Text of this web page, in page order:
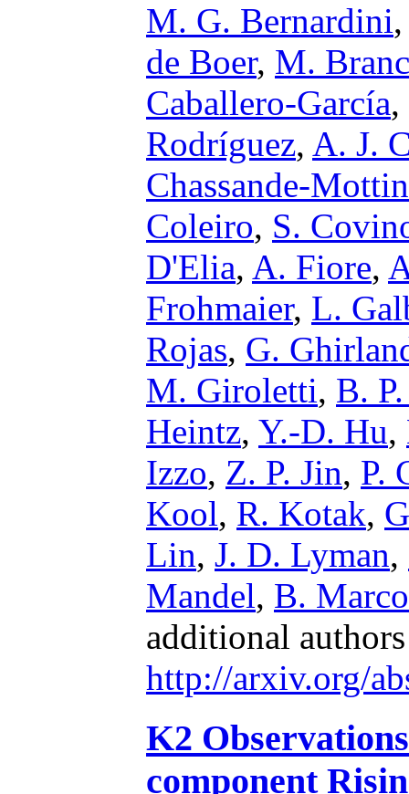
M. G. Bernardini
de Boer, M.
Caballero-García,
Rodríguez, A. J.
Chassande-Mottin
Coleiro, S.
D'Elia, A. Fiore,
Frohmaier, L.
Rojas, G.
M. Giroletti, B.
Heintz, Y.-D. Hu,
Izzo, Z. P. Jin, P.
Kool, R. Kotak,
Lin, J. D. Lyman,
Mandel, B.
additional
http://arxiv.org/
K2
component